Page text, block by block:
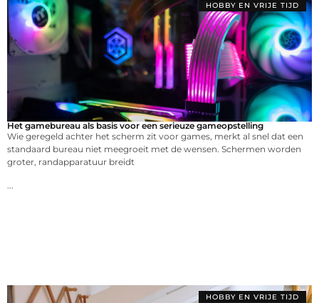
HOBBY EN VRIJE TIJD
Het gamebureau als basis voor een serieuze gameopstelling
Wie geregeld achter het scherm zit voor games, merkt al snel dat een
standaard bureau niet meegroeit met de wensen. Schermen worden
groter, randapparatuur breidt
HOBBY EN VRIJE TIJD